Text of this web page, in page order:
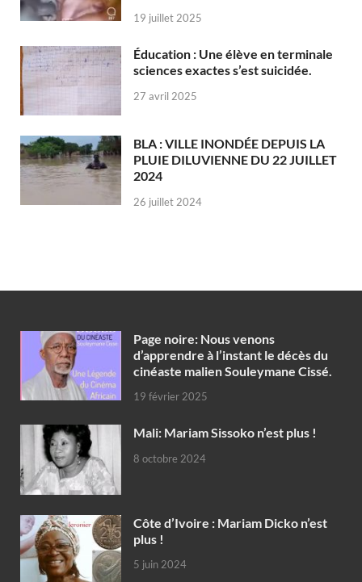
19 juillet 2025
Éducation : Une élève en terminale
sciences exactes s’est suicidée.
27 avril 2025
BLA : VILLE INONDÉE DEPUIS LA
PLUIE DILUVIENNE DU 22 JUILLET
2024
26 juillet 2024
Page noire: Nous venons
d’apprendre à l’instant le décès du
cinéaste malien Souleymane Cissé.
19 février 2025
Mali: Mariam Sissoko n’est plus !
8 octobre 2024
Côte d’Ivoire : Mariam Dicko n’est
plus !
5 juin 2024